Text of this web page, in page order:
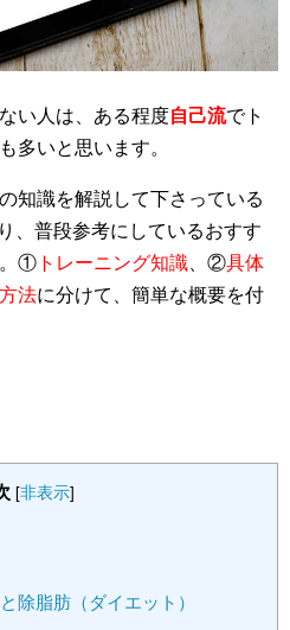
い人は、ある程度自己流でト
多いと思います。
知識を解説して下さっている
、普段参考にしているおすす
。① トレーニング知識、②具体
法に分けて、簡単な概要を付
[非表示]
除脂肪（ダイエット）